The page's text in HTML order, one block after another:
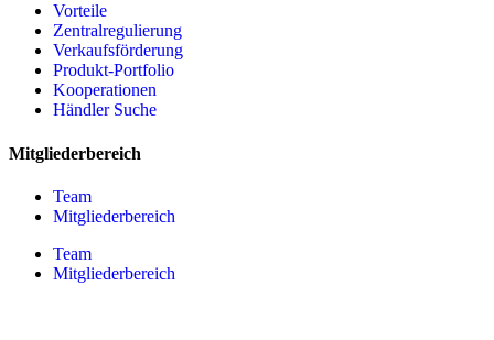
Vorteile
Zentralregulierung
Verkaufsförderung
Produkt-Portfolio
Kooperationen
Händler Suche
Mitgliederbereich
Team
Mitgliederbereich
Team
Mitgliederbereich